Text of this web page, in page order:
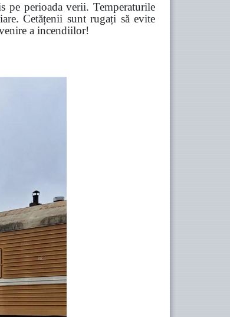
pe perioada verii. Temperaturile
Cetățenii sunt rugați să evite
a incendiilor!